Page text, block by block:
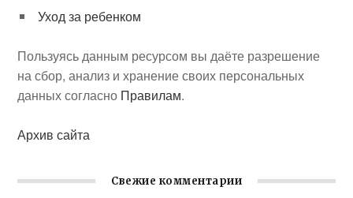
Уход за ребенком
Пользуясь данным ресурсом вы даёте разрешение
на сбор, анализ и хранение своих персональных
данных согласно Правилам.
Архив сайта
Свежие комментарии